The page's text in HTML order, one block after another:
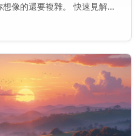
像的還要複雜。 快速見解：
全變黑，這取決於你的地點和